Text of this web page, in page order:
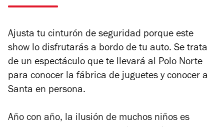
Ajusta tu cinturón de seguridad porque este
show lo disfrutarás a bordo de tu auto. Se trata
de un espectáculo que te llevará al Polo Norte
para conocer la fábrica de juguetes y conocer a
Santa en persona.
Año con año, la ilusión de muchos niños es